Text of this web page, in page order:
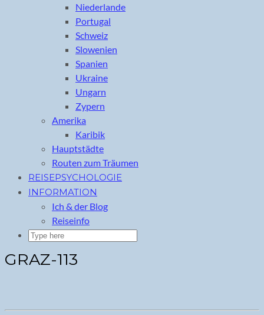
Niederlande
Portugal
Schweiz
Slowenien
Spanien
Ukraine
Ungarn
Zypern
Amerika
Karibik
Hauptstädte
Routen zum Träumen
REISEPSYCHOLOGIE
INFORMATION
Ich & der Blog
Reiseinfo
GRAZ-113